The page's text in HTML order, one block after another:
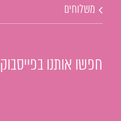
משלוחים
חפשו אותנו בפייסבוק